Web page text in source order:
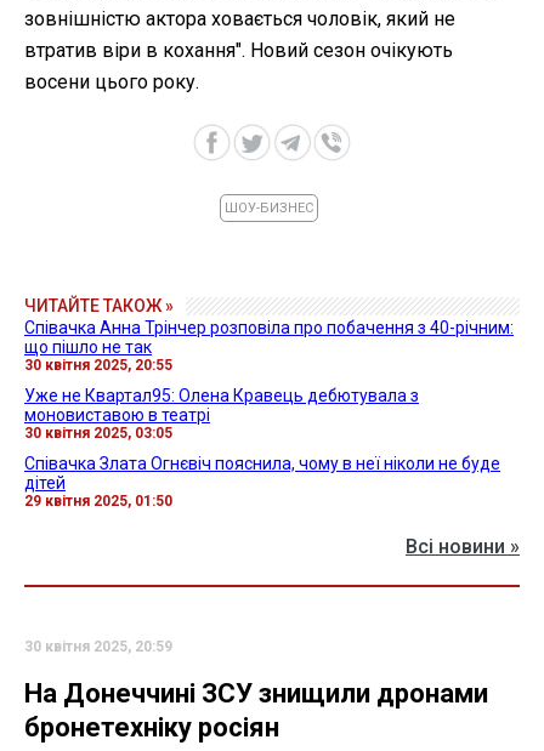
зовнішністю актора ховається чоловік, який не
втратив віри в кохання". Новий сезон очікують
восени цього року.
ШОУ-БИЗНЕС
ЧИТАЙТЕ ТАКОЖ »
Співачка Анна Трінчер розповіла про побачення з 40-річним:
що пішло не так
30 квітня 2025, 20:55
Уже не Квартал95: Олена Кравець дебютувала з
моновиставою в театрі
30 квітня 2025, 03:05
Співачка Злата Огнєвіч пояснила, чому в неї ніколи не буде
дітей
29 квітня 2025, 01:50
Всі новини »
30 квітня 2025, 20:59
На Донеччині ЗСУ знищили дронами
бронетехніку росіян